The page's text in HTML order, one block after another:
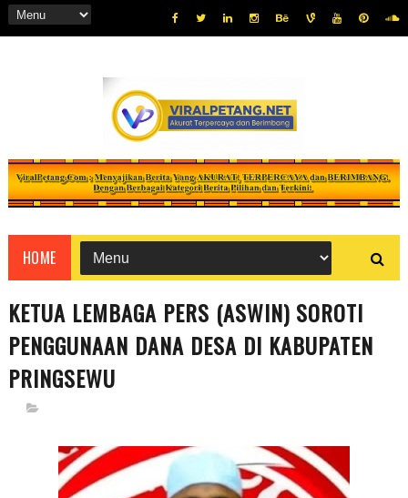
HOME
KETUA LEMBAGA PERS (ASWIN) SOROTI
PENGGUNAAN DANA DESA DI KABUPATEN
PRINGSEWU